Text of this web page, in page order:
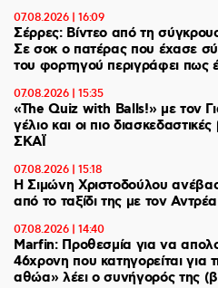
07.08.2026 | 16:09
Σέρρες: Βίντεο από τη
Σε σοκ ο πατέρας που έχασε
του φορτηγού περιγράφει πως
07.08.2026 | 15:35
«The Quiz with Balls!» με τον
γέλιο και οι πιο
ΣΚΑΪ
07.08.2026 | 15:18
Η Σιμώνη Χριστοδούλου
από το ταξίδι της με τον
07.08.2026 | 14:40
Marfin: Προθεσμία για να
46χρονη που κατηγορείται για
αθώα» λέει ο συνήγορός της